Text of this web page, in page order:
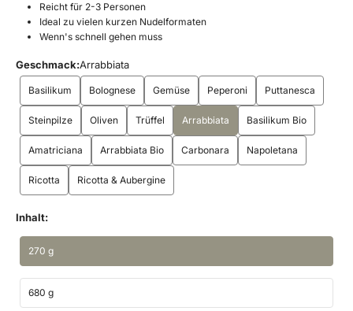
Reicht für 2-3 Personen
Ideal zu vielen kurzen Nudelformaten
Wenn's schnell gehen muss
Geschmack:Arrabbiata
Basilikum Bolognese Gemüse Peperoni Puttanesca
Steinpilze Oliven Trüffel Arrabbiata Basilikum Bio
Amatriciana Arrabbiata Bio Carbonara Napoletana
Ricotta Ricotta & Aubergine
Inhalt:
270 g
680 g